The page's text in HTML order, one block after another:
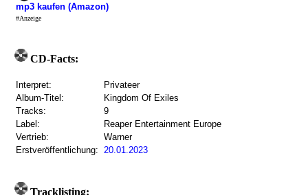
mp3 kaufen (Amazon)
#Anzeige
CD-Facts:
Interpret:
Privateer
Album-Titel:
Kingdom Of Exiles
Tracks:
9
Label:
Reaper Entertainment Europe
Vertrieb:
Warner
Erstveröffentlichung: 20.01.2023
Tracklisting: